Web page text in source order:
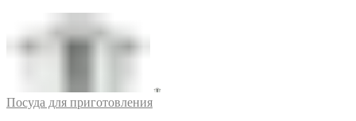
Посуда для приготовления